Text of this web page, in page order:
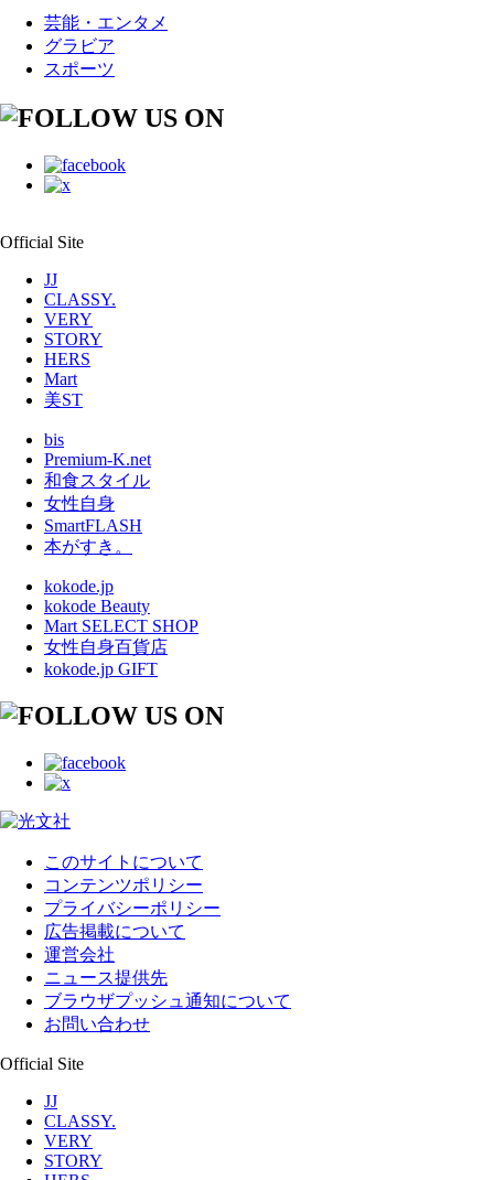
芸能・エンタメ
グラビア
スポーツ
Official Site
JJ
CLASSY.
VERY
STORY
HERS
Mart
美ST
bis
Premium-K.net
和食スタイル
女性自身
SmartFLASH
本がすき。
kokode.jp
kokode Beauty
Mart SELECT SHOP
女性自身百貨店
kokode.jp GIFT
このサイトについて
コンテンツポリシー
プライバシーポリシー
広告掲載について
運営会社
ニュース提供先
ブラウザプッシュ通知について
お問い合わせ
Official Site
JJ
CLASSY.
VERY
STORY